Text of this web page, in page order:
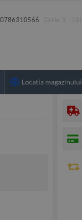
0786310566
Locatia magazinului